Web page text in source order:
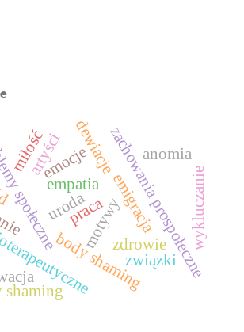
zdrowie
uroda zachowania prospołeczne
motywy
empatia
emocje anomia
dewiacje
artyści
body shaming
shaming
wykluczanie
praca
miłość
związki
emigracja